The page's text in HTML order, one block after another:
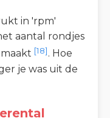
in 'rpm'
aantal rondjes
[18]. Hoe
je was uit de